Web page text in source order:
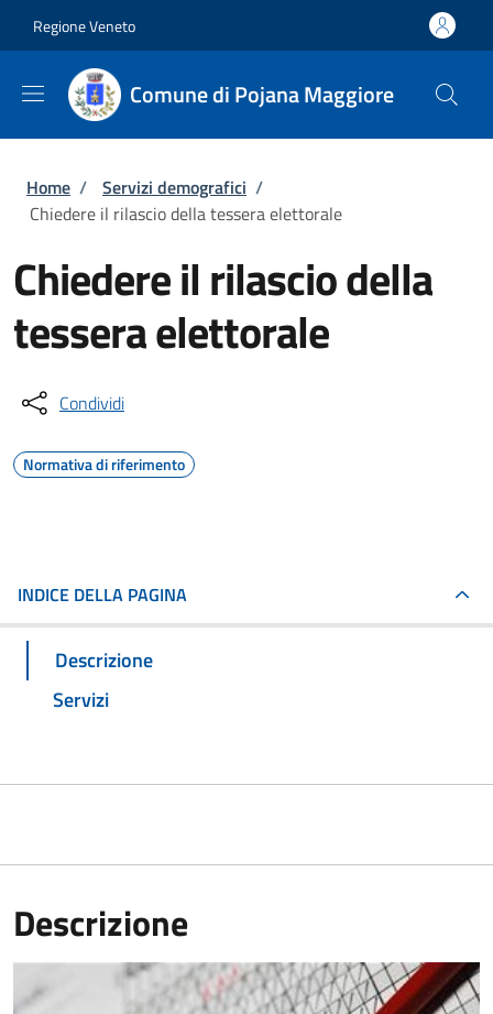
Regione Veneto
Comune di Pojana Maggiore
Briciole di pane
Home / Servizi demografici /
Chiedere il rilascio della tessera elettorale
Chiedere il rilascio della
tessera elettorale
Condividi
Normativa di riferimento
INDICE DELLA PAGINA
Descrizione
Servizi
Descrizione